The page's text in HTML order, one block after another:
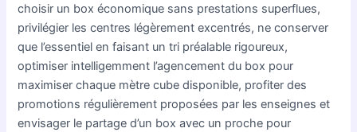
choisir un box économique sans prestations superflues,
privilégier les centres légèrement excentrés, ne conserver
que l’essentiel en faisant un tri préalable rigoureux,
optimiser intelligemment l’agencement du box pour
maximiser chaque mètre cube disponible, profiter des
promotions régulièrement proposées par les enseignes et
envisager le partage d’un box avec un proche pour